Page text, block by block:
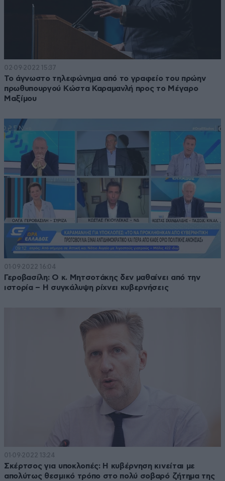
02·09·2022 15:37
Το άγνωστο τηλεφώνημα από το γραφείο του πρώην
πρωθυπουργού Κώστα Καραμανλή προς το Μέγαρο
Μαξίμου
01·09·2022 16:04
Γεροβασίλη: Ο κ. Μητσοτάκης δεν μαθαίνει από την
ιστορία – Η συγκάλυψη ρίχνει κυβερνήσεις
01·09·2022 13:24
Σκέρτσος για υποκλοπές: Η κυβέρνηση κινείται με
απολύτως θεσμικό τρόπο στο πολύ σοβαρό ζήτημα της